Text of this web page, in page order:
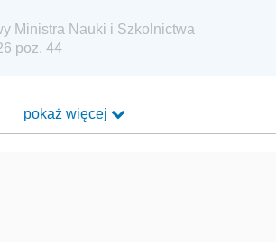
Ministra Nauki i Szkolnictwa
poz. 44
pokaż więcej